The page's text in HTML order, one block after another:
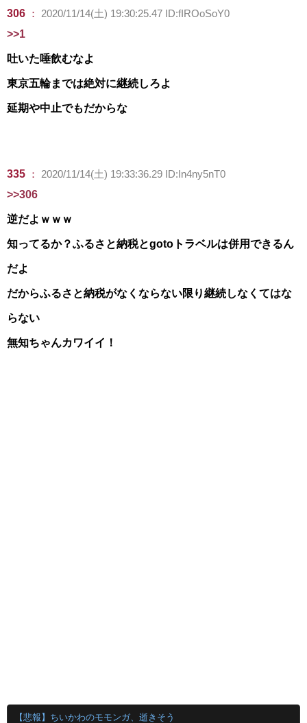
306 ：
2020/11/14(土) 19:30:25.47 ID:fIROoSoY0
>>1
吐いた唾飲むなよ
東京五輪までは絶対に継続しろよ
延期や中止でもだからな
335 ：
2020/11/14(土) 19:33:36.29 ID:In4ny5nT0
>>306
逆だよｗｗｗ
知ってるか？ふるさと納税とgotoトラベルは併用できるん
だよ
だからふるさと納税がなくならない限り継続しなくてはな
らない
無知ちゃんカワイイ！
【悲報】ちいかわのモモンガ、逝きそう